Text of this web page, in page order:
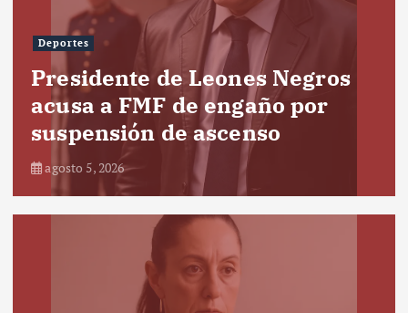
Deportes
Presidente de Leones Negros
acusa a FMF de engaño por
suspensión de ascenso
agosto 5, 2026